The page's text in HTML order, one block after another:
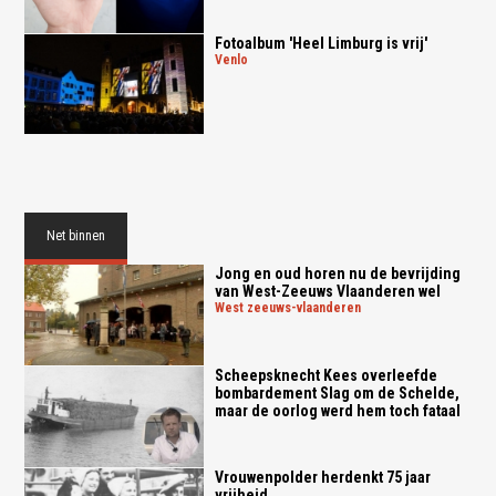
Fotoalbum 'Heel Limburg is vrij'
venlo
Net binnen
Jong en oud horen nu de bevrijding
van West-Zeeuws Vlaanderen wel
west zeeuws-vlaanderen
Scheepsknecht Kees overleefde
bombardement Slag om de Schelde,
maar de oorlog werd hem toch fataal
Vrouwenpolder herdenkt 75 jaar